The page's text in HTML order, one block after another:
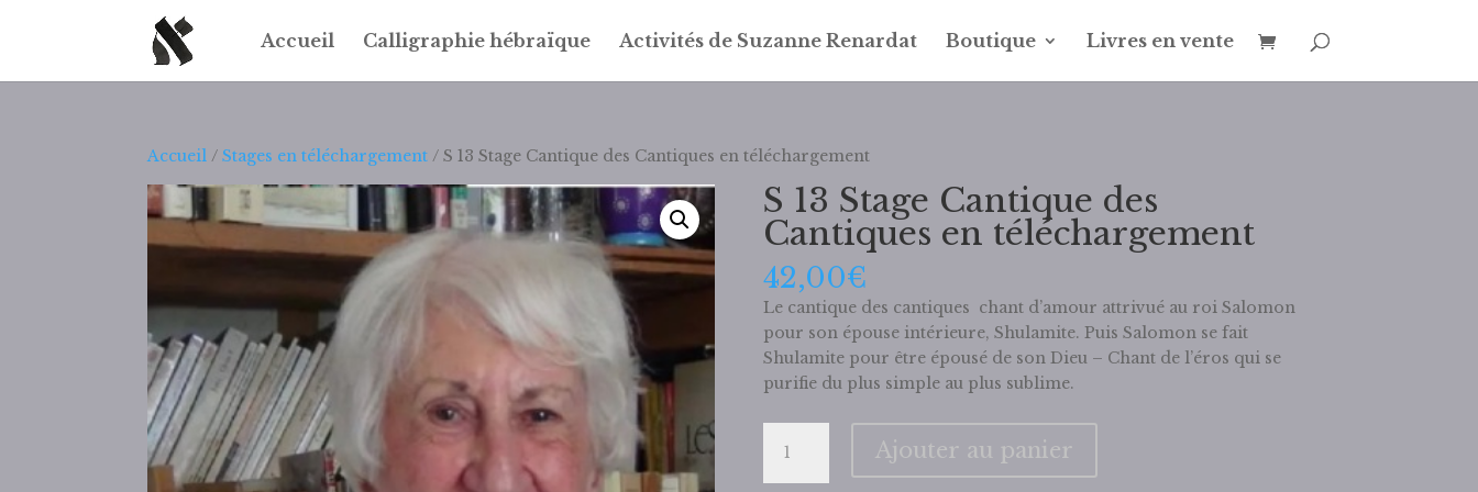
Accueil Calligraphie hébraïque Activités de Suzanne Renardat Boutique Livres en vente
Accueil /Stages en téléchargement / S 13 Stage Cantique des Cantiques en téléchargement
S 13 Stage Cantique des
Cantiques en téléchargement
42,00€
Le cantique des cantiques chant d’amour attrivué au roi Salomon
pour son épouse intérieure, Shulamite. Puis Salomon se fait
Shulamite pour être épousé de son Dieu – Chant de l’éros qui se
purifie du plus simple au plus sublime.
S
Ajouter au panier